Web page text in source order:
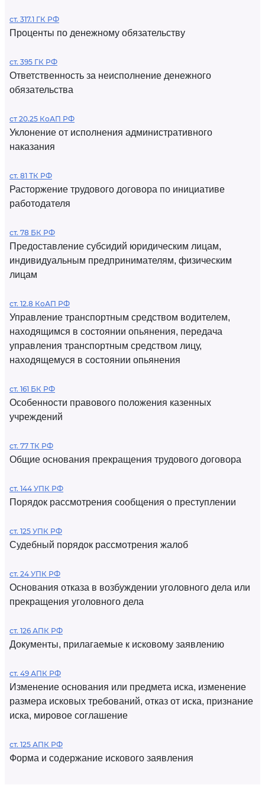
ст. 317.1 ГК РФ
Проценты по денежному обязательству
ст. 395 ГК РФ
Ответственность за неисполнение денежного
обязательства
ст 20.25 КоАП РФ
Уклонение от исполнения административного
наказания
ст. 81 ТК РФ
Расторжение трудового договора по инициативе
работодателя
ст. 78 БК РФ
Предоставление субсидий юридическим лицам,
индивидуальным предпринимателям, физическим
лицам
ст. 12.8 КоАП РФ
Управление транспортным средством водителем,
находящимся в состоянии опьянения, передача
управления транспортным средством лицу,
находящемуся в состоянии опьянения
ст. 161 БК РФ
Особенности правового положения казенных
учреждений
ст. 77 ТК РФ
Общие основания прекращения трудового договора
ст. 144 УПК РФ
Порядок рассмотрения сообщения о преступлении
ст. 125 УПК РФ
Судебный порядок рассмотрения жалоб
ст. 24 УПК РФ
Основания отказа в возбуждении уголовного дела или
прекращения уголовного дела
ст. 126 АПК РФ
Документы, прилагаемые к исковому заявлению
ст. 49 АПК РФ
Изменение основания или предмета иска, изменение
размера исковых требований, отказ от иска, признание
иска, мировое соглашение
ст. 125 АПК РФ
Форма и содержание искового заявления